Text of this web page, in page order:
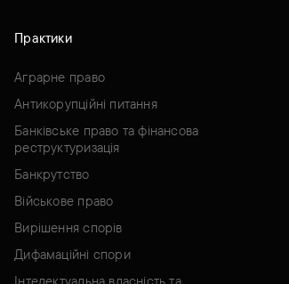
Практики
Аграрне право
Антикорупційні питання
Банківське право та фінансова
реструктуризація
Банкрутство
Військове право
Вирішення спорів
Дифамаційні спори